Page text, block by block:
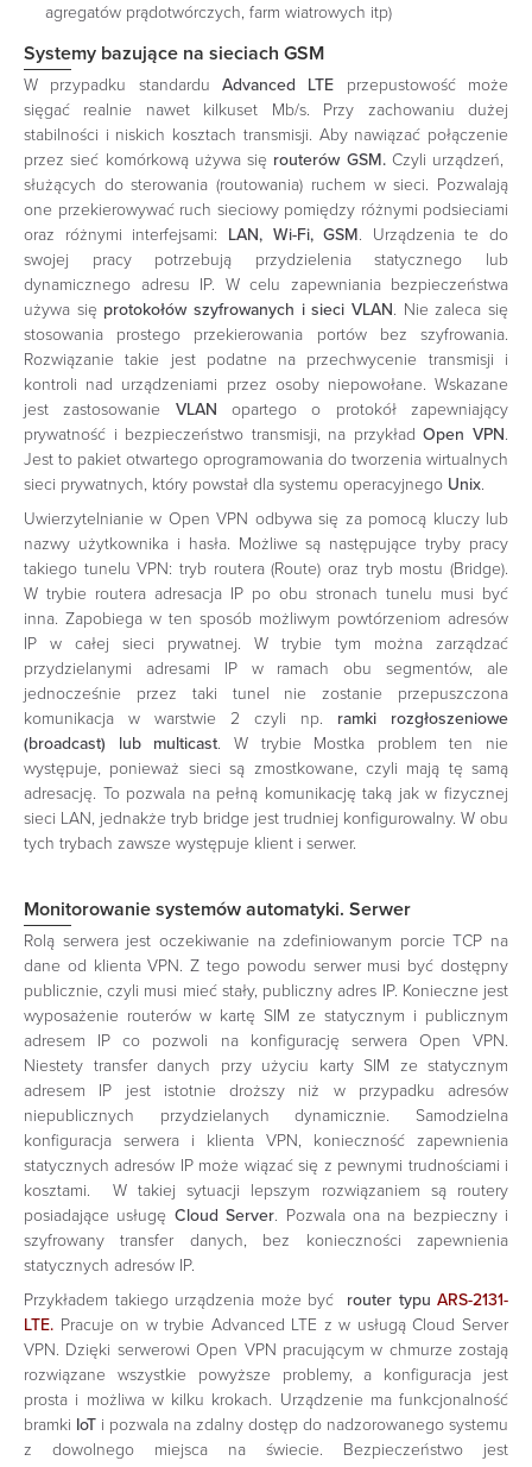
agregatów prądotwórczych, farm wiatrowych itp)
Systemy bazujące na sieciach GSM
W przypadku standardu Advanced LTE przepustowość może
sięgać realnie nawet kilkuset Mb/s. Przy zachowaniu dużej
stabilności i niskich kosztach transmisji. Aby nawiązać połączenie
przez sieć komórkową używa się routerów GSM. Czyli urządzeń,
służących do sterowania (routowania) ruchem w sieci. Pozwalają
one przekierowywać ruch sieciowy pomiędzy różnymi podsieciami
oraz różnymi interfejsami: LAN, Wi-Fi, GSM. Urządzenia te do
swojej pracy potrzebują przydzielenia statycznego lub
dynamicznego adresu IP. W celu zapewniania bezpieczeństwa
używa się protokołów szyfrowanych i sieci VLAN. Nie zaleca się
stosowania prostego przekierowania portów bez szyfrowania.
Rozwiązanie takie jest podatne na przechwycenie transmisji i
kontroli nad urządzeniami przez osoby niepowołane. Wskazane
jest zastosowanie VLAN opartego o protokół zapewniający
prywatność i bezpieczeństwo transmisji, na przykładOpen VPN.
Jest to pakiet otwartego oprogramowania do tworzenia wirtualnych
sieci prywatnych, który powstał dla systemu operacyjnego Unix.
Uwierzytelnianie w Open VPN odbywa się za pomocą kluczy lub
nazwy użytkownika i hasła. Możliwe są następujące tryby pracy
takiego tunelu VPN: tryb routera (Route) oraz tryb mostu (Bridge).
W trybie routera adresacja IP po obu stronach tunelu musi być
inna. Zapobiega w ten sposób możliwym powtórzeniom adresów
IP w całej sieci prywatnej. W trybie tym można zarządzać
przydzielanymi adresami IP w ramach obu segmentów, ale
jednocześnie przez taki tunel nie zostanie przepuszczona
komunikacja w warstwie 2 czyli np. ramki rozgłoszeniowe
(broadcast) lub multicast. W trybie Mostka problem ten nie
występuje, ponieważ sieci są zmostkowane, czyli mają tę samą
adresację. To pozwala na pełną komunikację taką jak w fizycznej
sieci LAN, jednakże tryb bridge jest trudniej konfigurowalny. W obu
tych trybach zawsze występuje klient i serwer.
Monitorowanie systemów automatyki. Serwer
Rolą serwera jest oczekiwanie na zdefiniowanym porcie TCP na
dane od klienta VPN. Z tego powodu serwer musi być dostępny
publicznie, czyli musi mieć stały, publiczny adres IP. Konieczne jest
wyposażenie routerów w kartę SIM ze statycznym i publicznym
adresem IP co pozwoli na konfigurację serwera Open VPN.
Niestety transfer danych przy użyciu karty SIM ze statycznym
adresem IP jest istotnie droższy niż w przypadku adresów
niepublicznych przydzielanych dynamicznie. Samodzielna
konfiguracja serwera i klienta VPN, konieczność zapewnienia
statycznych adresów IP może wiązać się z pewnymi trudnościami i
kosztami. W takiej sytuacji lepszym rozwiązaniem są routery
posiadające usługę Cloud Server. Pozwala ona na bezpieczny i
szyfrowany transfer danych, bez konieczności zapewnienia
statycznych adresów IP.
Przykładem takiego urządzenia może być router typu ARS-2131-
LTE. Pracuje on w trybie Advanced LTE z w usługą Cloud Server
VPN. Dzięki serwerowi Open VPN pracującym w chmurze zostają
rozwiązane wszystkie powyższe problemy, a konfiguracja jest
prosta i możliwa w kilku krokach. Urządzenie ma funkcjonalność
bramki IoT i pozwala na zdalny dostęp do nadzorowanego systemu
z dowolnego miejsca na świecie. Bezpieczeństwo jest